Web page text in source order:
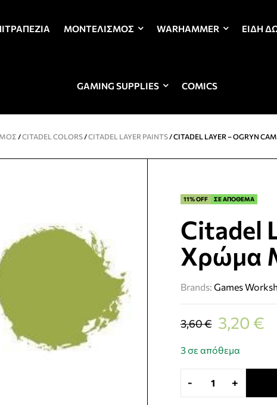
ΜΟΝΤΕΛΙΣΜΌΣ WARHAMMER ΕΊΔΗ
GAMING SUPPLIES COMICS
/CITADEL COLORS/CITADEL LAYER PAINTS/ CITADEL LAYER – OGRYN
11% OFF ΣΕ ΑΠΟΘΕΜΑ
Citadel
Χρώμα
Brands: Games
3,60€ 3,20 €
3 σε απόθεμα
- +